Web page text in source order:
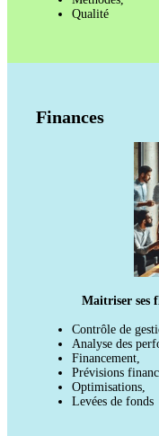
Qualité
Finances
Maitriser ses
Contrôle de
Analyse des
Financement,
Prévisions
Optimisations,
Levées de fonds